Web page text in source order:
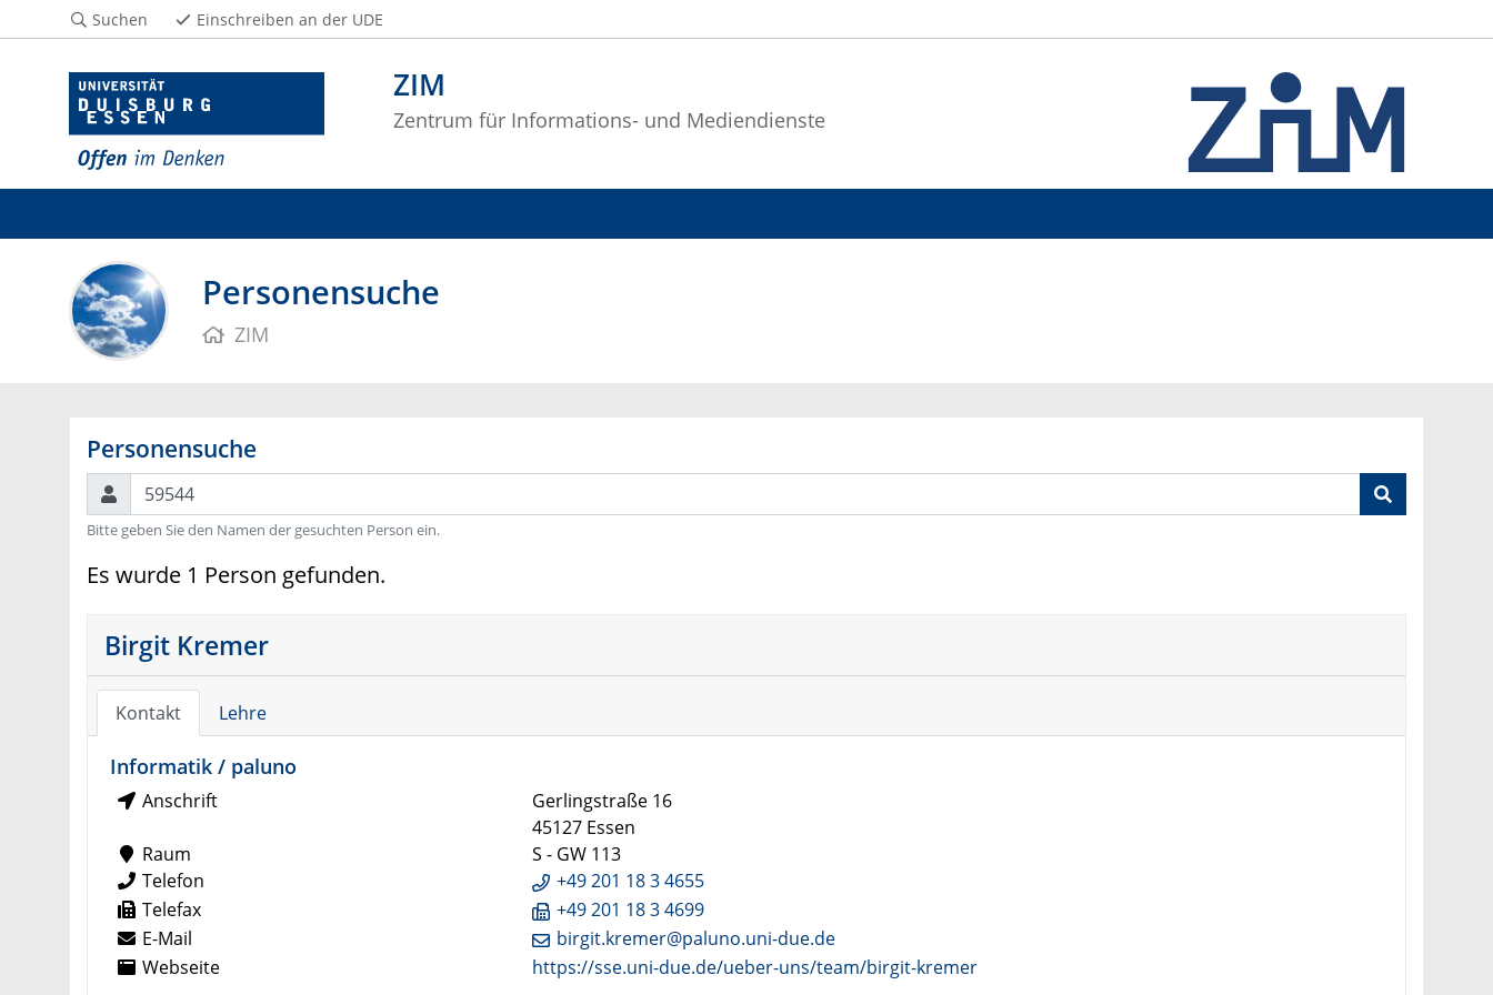
ZIM
Zentrum für Informations- und Mediendienste
Suchen Einschreiben an der UDE
Personensuche
ZIM
Personensuche
Suchen
Bitte geben Sie den Namen der gesuchten Person ein.
Es wurde 1 Person gefunden.
Birgit Kremer
Kontakt Lehre
Informatik / paluno
Anschrift
Gerlingstraße 16
45127 Essen
Raum
S - GW 113
Telefon
+49 201 18 3 4655
Telefax
+49 201 18 3 4699
E-Mail
birgit.kremer@paluno.uni-due.de
Webseite
https://sse.uni-due.de/ueber-uns/team/birgit-kremer